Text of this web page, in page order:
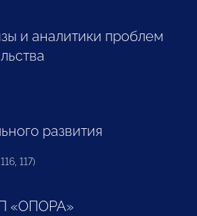
и аналитики проблем
развития
117)
«ОПОРА»